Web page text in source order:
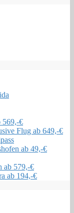
569,-€
Flug ab 649,-€
ab 49,-€
ab 579,-€
ab 194,-€